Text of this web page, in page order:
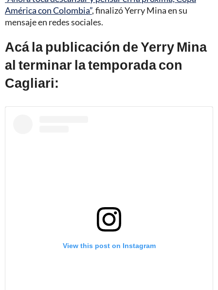
América con Colombia”, finalizó Yerry Mina en su
mensaje en redes sociales.
Acá la publicación de Yerry Mina
al terminar la temporada con
Cagliari:
View this post on Instagram